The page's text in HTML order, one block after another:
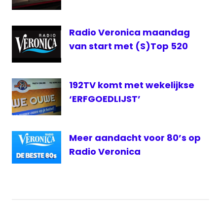
Radio Veronica maandag
van start met (S)Top 520
192TV komt met wekelijkse
‘ERFGOEDLIJST’
Meer aandacht voor 80’s op
Radio Veronica